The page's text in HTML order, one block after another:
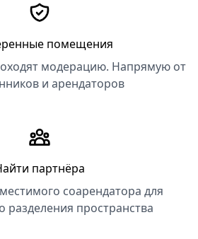
помещения
модерацию. Напрямую от
и арендаторов
партнёра
соарендатора для
разделения пространства